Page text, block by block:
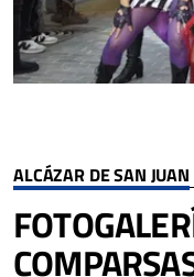
ALCÁZAR DE SAN JUAN